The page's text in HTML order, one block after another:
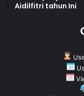
Aidilfitri tahun Ini